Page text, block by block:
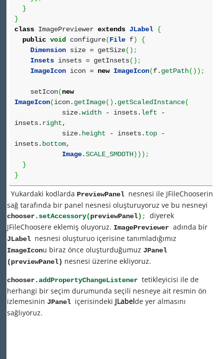
}
}
class ImagePreviewer extends JLabel {
public void configure(File f)
{
Dimension size = getSize( ) ;
Insets insets = getInsets( ) ;
ImageIcon icon = new ImageIcon(f. getPath( ) ) ;
setIcon(new
ImageIcon(icon. getImage( ) . getScaledInstance(
size.width - insets. left -
insets. right,
size. height - insets. top -
insets. bottom,
Image.SCALE_SMOOTH) ) ) ;
}
}
Yukardaki kodlarda PreviewPanel nesnesi ile JFileChooserin
sağ tarafında bir panel nesnesi oluşturuyoruz ve bu nesneyi
chooser.setAccessory(previewPanel) ; diyerek
JFileChoosere eklemiş oluyoruz. ImagePreviewer adında bir
JLabel nesnesi oluşturuo içerisine tanımladığımız
ImageIconu biraz önce oluşturduğumuz JPanel
(previewPanel) nesnesi üzerine ekliyoruz.
chooser.addPropertyChangeListener tetikleyicisi ile de
herhangi bir seçim durumunda seçili nesneye ait resmin ön
izlemesinin JPanel içerisindeki JLabelde yer almasını
sağlıyoruz.